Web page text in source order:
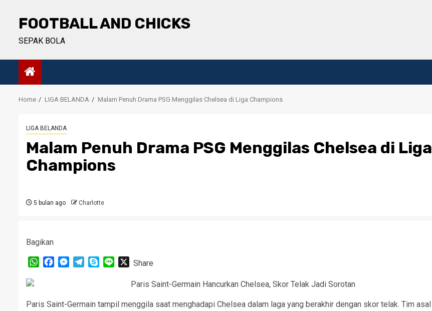
contentFOOTBALL AND CHICKS
SEPAK BOLA
Home LIGA BELANDA Malam Penuh Drama PSG Menggilas Chelsea di Liga Champions
LIGA BELANDA
Malam Penuh Drama PSG Menggilas Chelsea di Liga
Champions
5 bulan ago Charlotte
Bagikan
WhatsApp
FacebookMessenger
TelegramSkypeLine XShare
Paris Saint-Germain tampil menggila saat menghadapi Chelsea dalam laga yang berakhir dengan skor telak. Tim asal